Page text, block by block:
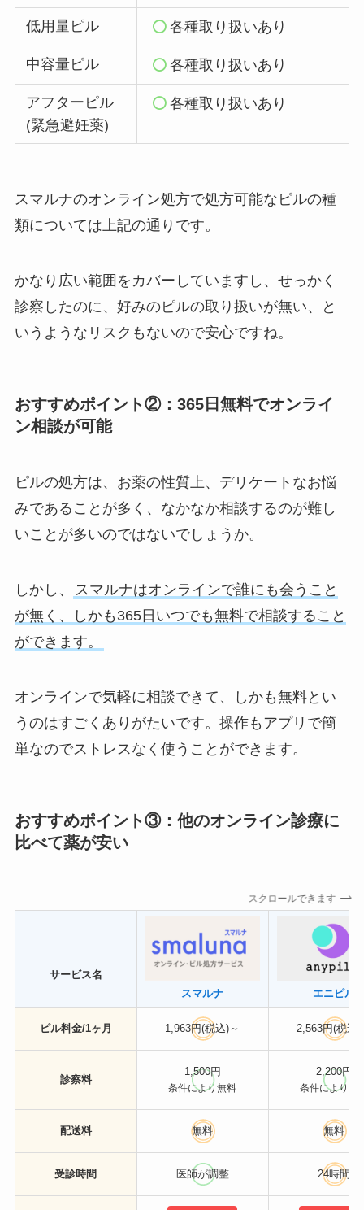
低用量ピル 各種取り扱いあり
中容量ピル 各種取り扱いあり
アフターピル
(緊急避妊薬)
各種取り扱いあり
スマルナのオンライン処方で処方可能なピルの種
類については上記の通りです。
かなり広い範囲をカバーしていますし、せっかく
診察したのに、好みのピルの取り扱いが無い、と
いうようなリスクもないので安心ですね。
おすすめポイント②：365日無料でオンライ
ン相談が可能
ピルの処方は、お薬の性質上、デリケートなお悩
みであることが多く、なかなか相談するのが難し
いことが多いのではないでしょうか。
しかし、
スマルナはオンラインで誰にも会うこと
が無く、しかも365日いつでも無料で相談すること
ができます。
オンラインで気軽に相談できて、しかも無料とい
うのはすごくありがたいです。操作もアプリで簡
単なのでストレスなく使うことができます。
おすすめポイント③：他のオンライン診療に
比べて薬が安い
スクロールできます
サービス名
スマルナ
エニピル
ピル料金/1ヶ月 1,963円(税込)～ 2,563円(税込)
診察料
1,500円
条件により無料
2,200円
条件により無
配送料 無料 無料
受診時間 医師が調整 24時間